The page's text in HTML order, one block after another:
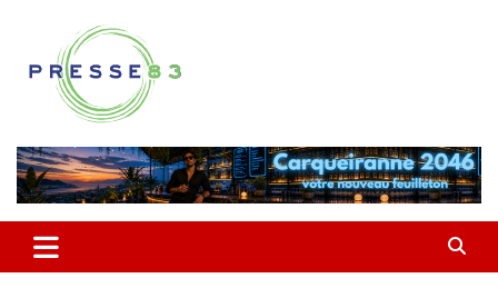
contenu
Presse 83